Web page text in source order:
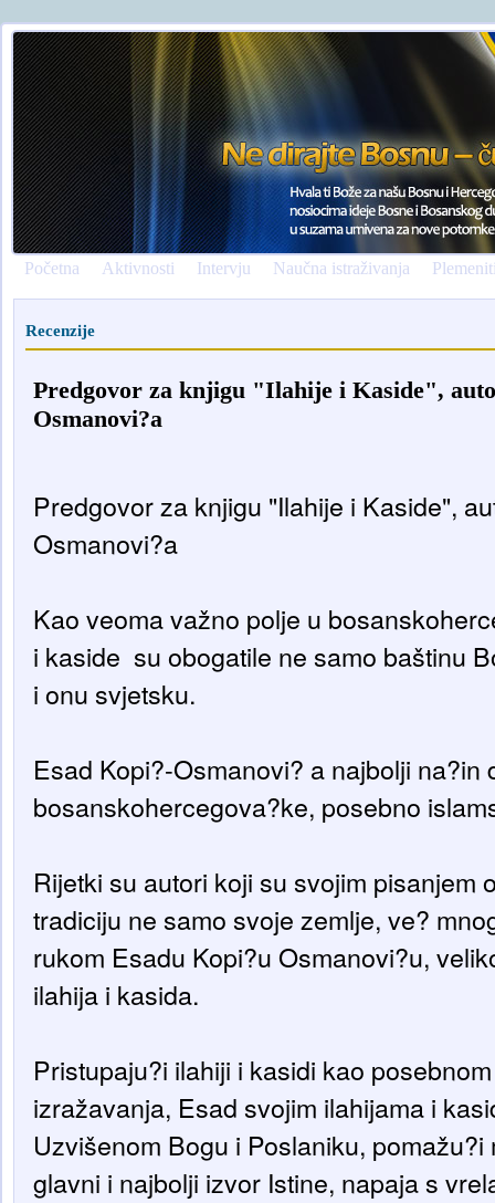
Početna Aktivnosti Intervju Naučna istraživanja
Recenzije
Predgovor za knjigu "Ilahije i Kaside",
Osmanovi?a
Predgovor za knjigu "Ilahije i Kaside",
Osmanovi?a
Kao veoma važno polje u
i kaside su obogatile ne samo baštinu
i onu svjetsku.
Esad Kopi?-Osmanovi? a najbolji na?in
bosanskohercegova?ke, posebno
Rijetki su autori koji su svojim pisanjem
tradiciju ne samo svoje zemlje, ve?
rukom Esadu Kopi?u Osmanovi?u,
ilahija i kasida.
Pristupaju?i ilahiji i kasidi kao
izražavanja, Esad svojim ilahijama i
Uzvišenom Bogu i Poslaniku, pomažu?i
glavni i najbolji izvor Istine, napaja s